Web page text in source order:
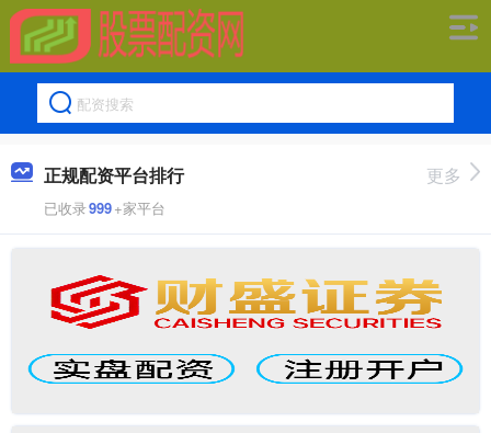
正规配资平台排行
已收录999+家平台
更多